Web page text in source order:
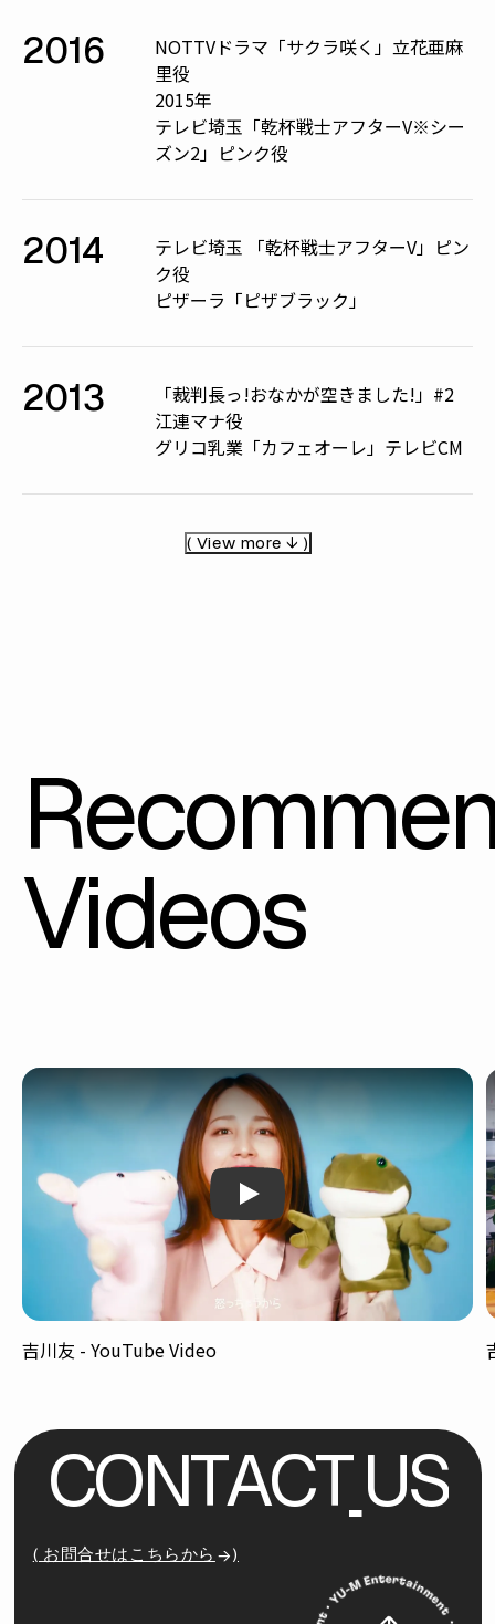
2016
NOTTVドラマ「サクラ咲く」立花亜麻
里役
2015年
テレビ埼玉「乾杯戦士アフターV※シー
ズン2」ピンク役
2014
テレビ埼玉 「乾杯戦士アフターV」ピン
ク役
ピザーラ「ピザブラック」
2013
「裁判長っ!おなかが空きました!」#2
江連マナ役
グリコ乳業「カフェオーレ」テレビCM
( View more ↓ )
Videos
Play
吉川友 - YouTube Video
CONTACT US
( お問合せはこちらから )